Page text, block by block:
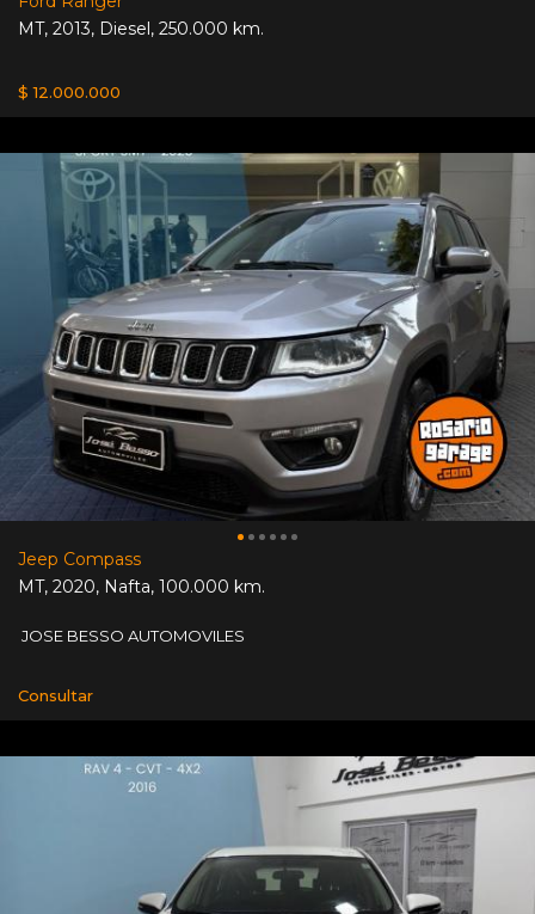
MT, 2013, Diesel, 250.000 km.
$ 12.000.000
Jeep Compass
MT, 2020, Nafta, 100.000 km.
JOSE BESSO AUTOMOVILES
Consultar